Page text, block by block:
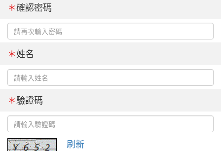
＊確認密碼
＊姓名
＊驗證碼
刷新